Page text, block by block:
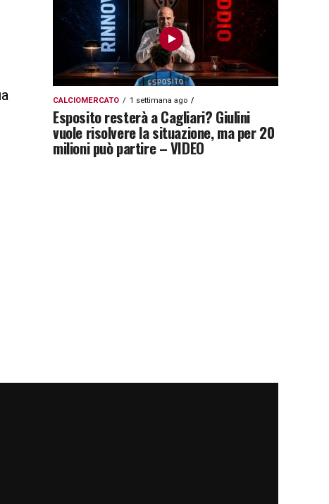
CALCIOMERCATO 1 settimana ago
Esposito resterà a Cagliari? Giulini
vuole risolvere la situazione, ma per 20
milioni può partire – VIDEO